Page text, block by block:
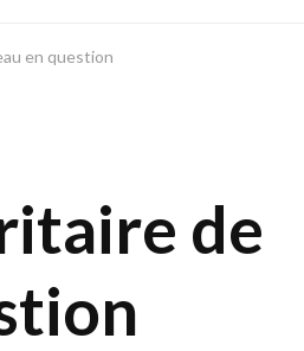
en question
de